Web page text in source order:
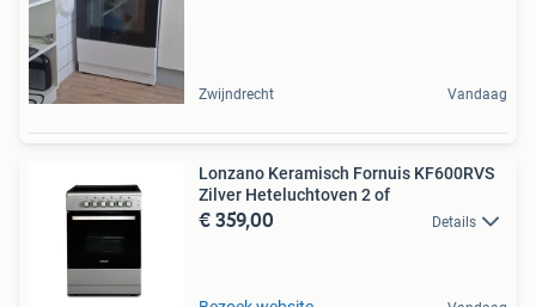
Zwijndrecht Vandaag
Lonzano Keramisch Fornuis KF600RVS
Zilver Heteluchtoven 2 of
€ 359,00 Details